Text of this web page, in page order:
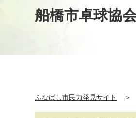
船橋市卓球協
ふなばし市民力発見サイト ＞